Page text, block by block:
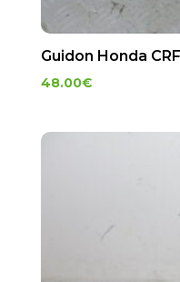
Guidon Honda
48.00€